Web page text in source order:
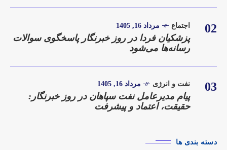
02 اجتماع مرداد 16, 1405
پزشکیان فردا در روز خبرنگار پاسخگوی سوالات
رسانه‌ها می‌شود
03 نفت و انرژی مرداد 16, 1405
پیام مدیرعامل نفت سپاهان در روز خبرنگار:
حقیقت، اعتماد و پیشرفت
دسته بندی ها